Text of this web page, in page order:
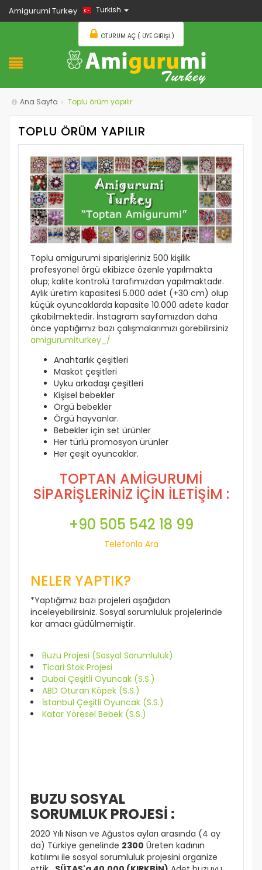
Amigurumi Turkey Turkish
OTURUM AÇ ( ÜYE GIRIŞI )
Ana Sayfa Toplu örüm yapılır
TOPLU ÖRÜM YAPILIR
Toplu amigurumi siparişleriniz 500 kişilik
profesyonel örgü ekibizce özenle yapılmakta
olup; kalite kontrolü tarafımızdan yapılmaktadır.
Aylık üretim kapasitesi 5.000 adet (+30 cm) olup
küçük oyuncaklarda kapasite 10.000 adete kadar
çıkabilmektedir. İnstagram sayfamızdan daha
önce yaptığımız bazı çalışmalarımızı görebilirsiniz
amigurumiturkey_/
Anahtarlık çeşitleri
Maskot çeşitleri
Uyku arkadaşı çeşitleri
Kişisel bebekler
Örgü bebekler
Örgü hayvanlar.
Bebekler için set ürünler
Her türlü promosyon ürünler
Her çeşit oyuncaklar.
TOPTAN AMİGURUMİ
SİPARİŞLERİNİZ İÇİN İLETİŞİM :
+90 505 542 18 99
Telefonla Ara
NELER YAPTIK?
*Yaptığımız bazı projeleri aşağıdan
inceleyebilirsiniz. Sosyal sorumluluk projelerinde
kar amacı güdülmemiştir.
Buzu Projesi (Sosyal Sorumluluk)
Ticari Stok Projesi
Dubai Çeşitli Oyuncak (S.S.)
ABD Oturan Köpek (S.S.)
İstanbul Çeşitli Oyuncak (S.S.)
Katar Yöresel Bebek (S.S.)
BUZU SOSYAL
SORUMLUK PROJESİ :
2020 Yılı Nisan ve Ağustos ayları arasında (4 ay
da) Türkiye genelinde 2300 Üreten kadının
katılımı ile sosyal sorumluluk projesini organize